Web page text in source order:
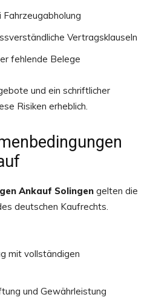
Fahrzeugabholung
Vertragsklauseln
fehlende Belege
und ein schriftlicher
Risiken erheblich.
Ankauf Solingen gelten die
deutschen Kaufrechts.
mit vollständigen
und Gewährleistung